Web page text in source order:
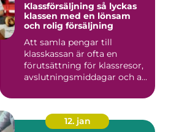
Klassförsäljning så lyckas
klassen med en lönsam
och rolig försäljning
Att samla pengar till
klasskassan är ofta en
förutsättning för klassresor,
avslutningsmiddagar och a...
12. jan